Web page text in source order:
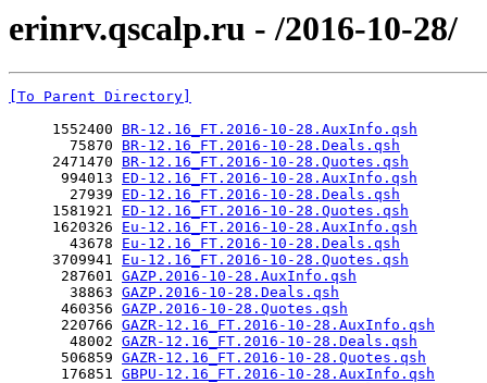
erinrv.qscalp.ru - /2016-10-28/
[To Parent Directory]
     1552400
BR-12.16_FT.2016-10-28.AuxInfo.qsh
       75870
BR-12.16_FT.2016-10-28.Deals.qsh
     2471470
BR-12.16_FT.2016-10-28.Quotes.qsh
      994013
ED-12.16_FT.2016-10-28.AuxInfo.qsh
       27939
ED-12.16_FT.2016-10-28.Deals.qsh
     1581921
ED-12.16_FT.2016-10-28.Quotes.qsh
     1620326
Eu-12.16_FT.2016-10-28.AuxInfo.qsh
       43678
Eu-12.16_FT.2016-10-28.Deals.qsh
     3709941
Eu-12.16_FT.2016-10-28.Quotes.qsh
      287601
GAZP.2016-10-28.AuxInfo.qsh
       38863
GAZP.2016-10-28.Deals.qsh
      460356
GAZP.2016-10-28.Quotes.qsh
      220766
GAZR-12.16_FT.2016-10-28.AuxInfo.qsh
       48002
GAZR-12.16_FT.2016-10-28.Deals.qsh
      506859
GAZR-12.16_FT.2016-10-28.Quotes.qsh
      176851
GBPU-12.16_FT.2016-10-28.AuxInfo.qsh